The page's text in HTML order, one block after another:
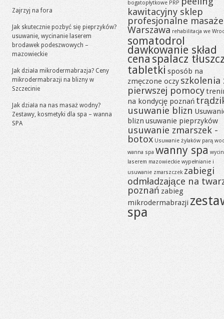
Zajrzyj na fora
Jak skutecznie pozbyć się pieprzyków?
usuwanie, wycinanie laserem
brodawek podeszwowych –
mazowieckie
Jak działa mikrodermabrazja? Ceny
mikrodermabrazji na blizny w
Szczecinie
Jak działa na nas masaż wodny?
Zestawy, kosmetyki dla spa – wanna
SPA
bogatopłytkowe PRP
kawitacyjny sklep
profesjonalne masaże
Warszawa rehabilitacja we
somatodrol
dawkowanie skład
cena spalacz
tabletki sposób na
zmęczone oczy szkolenia
pierwszej pomocy
na kondycję poznań
usuwanie blizn
blizn usuwanie pieprzyków
usuwanie zmarszek -
botox Usuwanie żylaków parą
wanna spa wanny spa
laserem mazowieckie wypełnianie i
usuwanie zmarszczek zabiegi
odmładzające na
poznań zabieg
mikrodermabrazji
spa